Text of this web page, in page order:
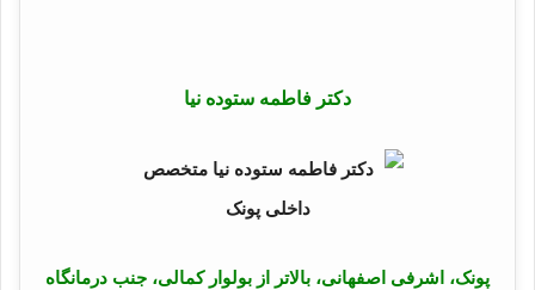
دکتر فاطمه ستوده نیا
پونک، اشرفی اصفهانی، بالاتر از بولوار کمالی، جنب درمانگاه